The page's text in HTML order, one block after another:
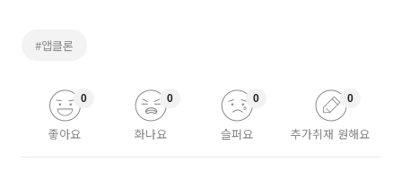
#앱클론
좋아요
0
화나요
0
슬퍼요
0
추가취재 원해요
0